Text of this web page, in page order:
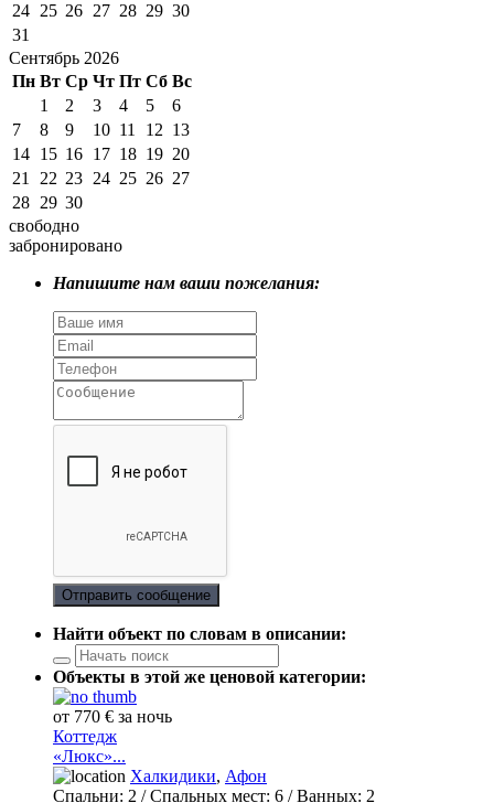
24 25 26 27 28 29 30
31
Сентябрь 2026
Пн Вт Ср Чт Пт Сб Вс
1
2 3 4 5
6
7
8 9 10 11 12 13
14 15 16 17 18 19 20
21
22 23 24 25 26 27
28 29 30
свободно
забронировано
Напишите нам ваши пожелания:
Отправить сообщение
Найти объект по словам в описании:
Объекты в этой же ценовой категории:
от 770 € за ночь
Коттедж
«Люкс»...
Халкидики, Афон
Спальни: 2 / Спальных мест: 6 /Ванных: 2